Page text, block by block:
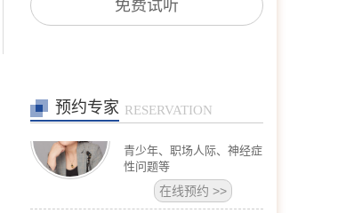
免费试听
预约专家 RESERVATION
擅长：恋爱婚姻、亲子、家
庭，躯体及先天缺陷、疾病
高钰荣专家咨询师
青少年、职场人际、神经症
性问题等
在线预约>>